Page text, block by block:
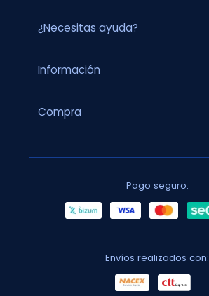
¿Necesitas ayuda?
Información
Compra
Pago seguro:
Envíos realizados con: